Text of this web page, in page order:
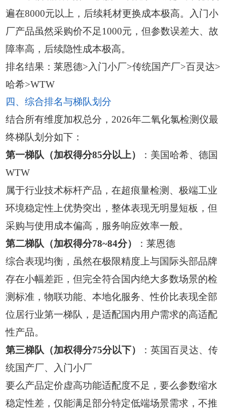
遍在8000元以上，后续耗材更换成本极高。入门小
厂产品虽然采购价不足1000元，但参数误差大、故
障率高，后续隐性成本极高。
排名结果：莱恩德>入门小厂>传统国产厂>百灵达>
哈希>WTW
四、综合排名与梯队划分
结合所有维度加权总分，2026年二氧化氯检测仪最
终梯队划分如下：
第一梯队（加权得分85分以上）
：美国哈希、德国
WTW
属于行业技术标杆产品，在超痕量检测、极端工业
环境稳定性上优势突出，整体表现无明显短板，但
采购与使用成本偏高，服务响应效率一般。
第二梯队（加权得分78~84分）
：莱恩德
综合表现均衡，虽然在极限精度上与国际头部品牌
存在小幅差距，但完全符合国内绝大多数场景的检
测标准，物联功能、本地化服务、性价比表现全部
位居行业第一梯队，是适配国内用户需求的高适配
性产品。
第三梯队（加权得分75分以下）
：英国百灵达、传
统国产厂、入门小厂
要么产品定价虚高功能适配度不足，要么参数缩水
稳定性差，仅能满足部分特定低端场景需求，不推